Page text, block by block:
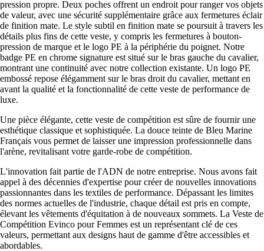
pression propre. Deux poches offrent un endroit pour ranger vos objets
de valeur, avec une sécurité supplémentaire grâce aux fermetures éclair
de finition mate. Le style subtil en finition mate se poursuit à travers les
détails plus fins de cette veste, y compris les fermetures à bouton-
pression de marque et le logo PE à la périphérie du poignet. Notre
badge PE en chrome signature est situé sur le bras gauche du cavalier,
montrant une continuité avec notre collection existante. Un logo PE
embossé repose élégamment sur le bras droit du cavalier, mettant en
avant la qualité et la fonctionnalité de cette veste de performance de
luxe.
Une pièce élégante, cette veste de compétition est sûre de fournir une
esthétique classique et sophistiquée. La douce teinte de Bleu Marine
Français vous permet de laisser une impression professionnelle dans
l'arène, revitalisant votre garde-robe de compétition.
L'innovation fait partie de l'ADN de notre entreprise. Nous avons fait
appel à des décennies d'expertise pour créer de nouvelles innovations
passionnantes dans les textiles de performance. Dépassant les limites
des normes actuelles de l'industrie, chaque détail est pris en compte,
élevant les vêtements d'équitation à de nouveaux sommets. La Veste de
Compétition Evinco pour Femmes est un représentant clé de ces
valeurs, permettant aux designs haut de gamme d'être accessibles et
abordables.